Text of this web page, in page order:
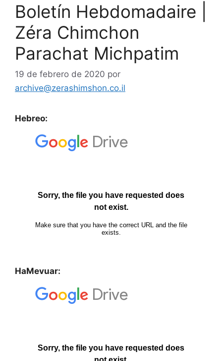
Boletín Hebdomadaire |
Zéra Chimchon
Parachat Michpatim
19 de febrero de 2020 por
archive@zerashimshon.co.il
Hebreo:
HaMevuar: